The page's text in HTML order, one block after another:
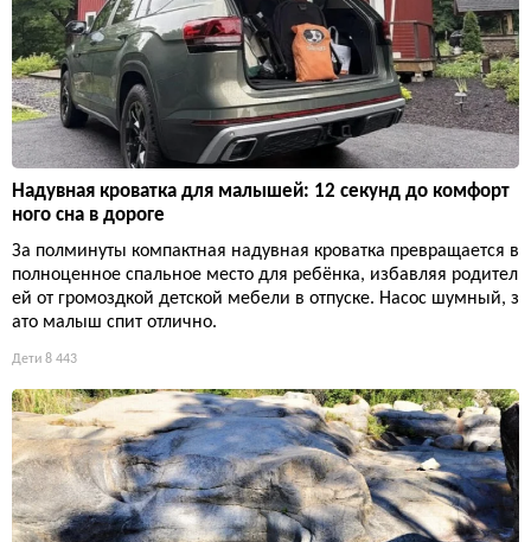
Надувная кроватка для малышей: 12 секунд до комфорт
ного сна в дороге
За полминуты компактная надувная кроватка превращается в
полноценное спальное место для ребёнка, избавляя родител
ей от громоздкой детской мебели в отпуске. Насос шумный, з
ато малыш спит отлично.
Дети 8 443